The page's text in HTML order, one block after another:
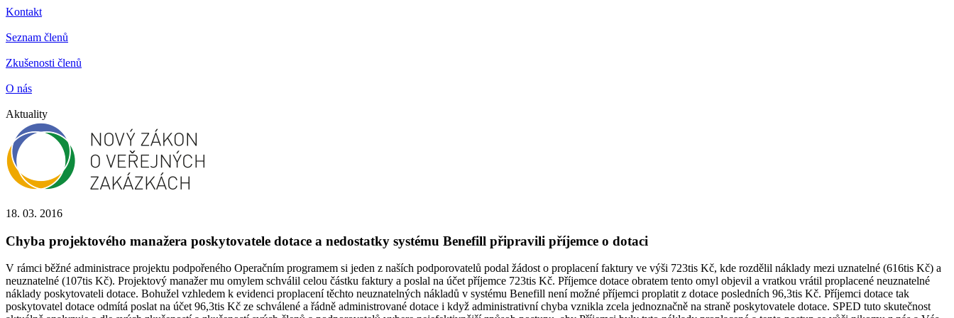
Kontakt
Seznam členů
Zkušenosti členů
O nás
Aktuality
18. 03. 2016
Chyba projektového manažera poskytovatele dotace a nedostatky systému Benefill připravili příjemce o dotaci
V rámci běžné administrace projektu podpořeného Operačním programem si jeden z naších podporovatelů podal žádost o proplacení faktury ve výši 723tis Kč, kde rozdělil náklady mezi uznatelné (616tis Kč) a
neuznatelné (107tis Kč). Projektový manažer mu omylem schválil celou částku faktury a poslal na účet příjemce 723tis Kč. Příjemce dotace obratem tento omyl objevil a vratkou vrátil proplacené neuznatelné
náklady poskytovateli dotace. Bohužel vzhledem k evidenci proplacení těchto neuznatelných nákladů v systému Benefill není možné příjemci proplatit z dotace posledních 96,3tis Kč. Příjemci dotace tak
poskytovatel dotace odmítá poslat na účet 96,3tis Kč ze schválené a řádně administrované dotace i když administrativní chyba vznikla zcela jednoznačně na straně poskytovatele dotace. SPED tuto skutečnost